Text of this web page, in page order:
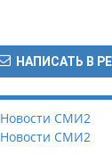
НАПИСАТЬ В
Новости СМИ2
Новости СМИ2